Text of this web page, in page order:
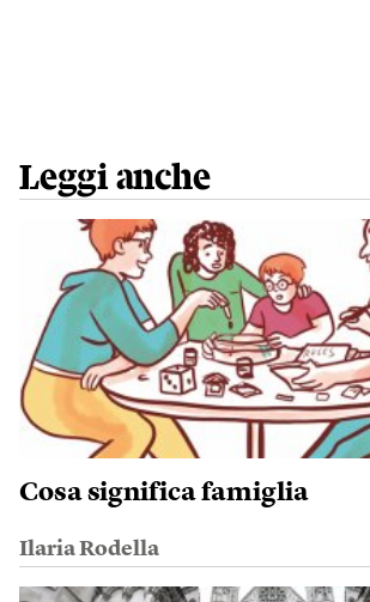
Leggi anche
Cosa significa famiglia
Ilaria Rodella